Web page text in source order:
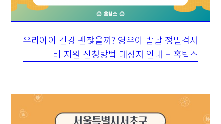
우리아이 건강 괜찮을까? 영유아 발달 정밀검사
비 지원 신청방법 대상자 안내 – 홈팁스